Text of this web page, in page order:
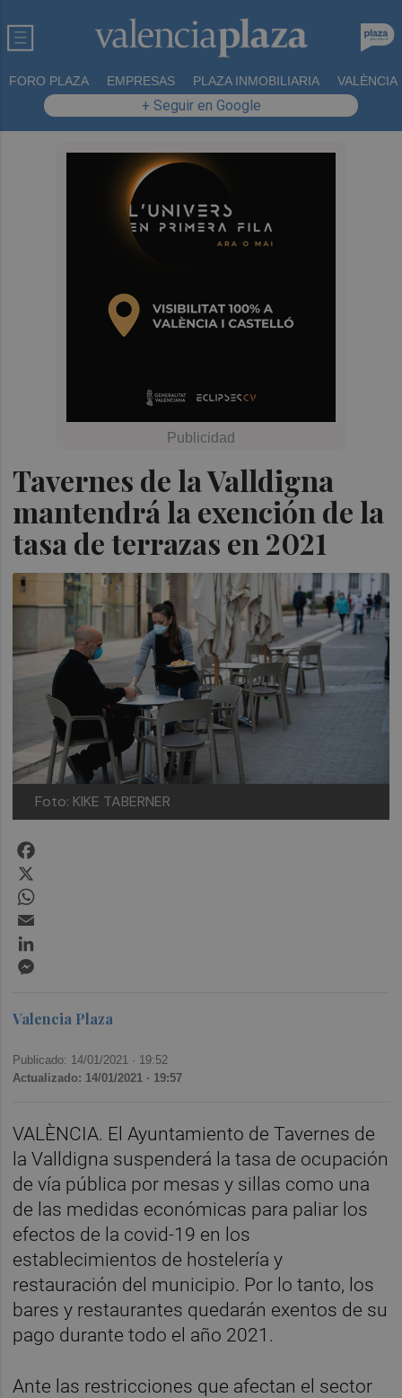
FORO PLAZA EMPRESAS PLAZA INMOBILIARIA VALÈNCIA
+ Seguir en Google
Tavernes de la Valldigna
mantendrá la exención de la
tasa de terrazas en 2021
Foto: KIKE TABERNER
Valencia Plaza
Publicado: 14/01/2021 · 19:52
Actualizado: 14/01/2021 · 19:57
VALÈNCIA. El Ayuntamiento de Tavernes de
la Valldigna suspenderá la tasa de ocupación
de vía pública por mesas y sillas como una
de las medidas económicas para paliar los
efectos de la covid-19 en los
establecimientos de hostelería y
restauración del municipio. Por lo tanto, los
bares y restaurantes quedarán exentos de su
pago durante todo el año 2021.
Ante las restricciones que afectan el sector